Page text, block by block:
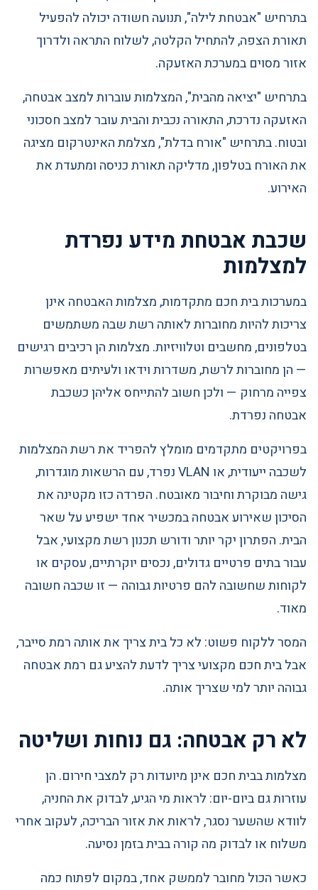
בתרחיש "אבטחת לילה", תנועה חשודה יכולה להפעיל
תאורת הצפה, להתחיל הקלטה, לשלוח התראה ולדרוך
אזור מסוים במערכת האזעקה.
בתרחיש "יציאה מהבית", המצלמות עוברות למצב אבטחה,
האזעקה נדרכת, התאורה נכבית והבית עובר למצב חסכוני
ובטוח. בתרחיש "אורח בדלת", מצלמת האינטרקום מציגה
את האורח בטלפון, מדליקה תאורת כניסה ומתעדת את
האירוע.
שכבת אבטחת מידע נפרדת
למצלמות
במערכות בית חכם מתקדמות, מצלמות האבטחה אינן
צריכות להיות מחוברות לאותה רשת שבה משתמשים
בטלפונים, מחשבים וטלוויזיות. מצלמות הן רכיבים רגישים
— הן מחוברות לרשת, משדרות וידאו ולעיתים מאפשרות
צפייה מרחוק — ולכן חשוב להתייחס אליהן כשכבת
אבטחה נפרדת.
בפרויקטים מתקדמים מומלץ להפריד את רשת המצלמות
לשכבה ייעודית, או VLAN נפרד, עם הרשאות מוגדרות,
גישה מבוקרת וחיבור מאובטח. הפרדה כזו מקטינה את
הסיכון שאירוע אבטחה במכשיר אחד ישפיע על שאר
הבית. הפתרון יקר יותר ודורש תכנון רשת מקצועי, אבל
עבור בתים פרטיים גדולים, נכסים יוקרתיים, עסקים או
לקוחות שחשובה להם פרטיות גבוהה — זו שכבה חשובה
מאוד.
המסר ללקוח פשוט: לא כל בית צריך את אותה רמת סייבר,
אבל בית חכם מקצועי צריך לדעת להציע גם רמת אבטחה
גבוהה יותר למי שצריך אותה.
לא רק אבטחה: גם נוחות ושליטה
מצלמות בבית חכם אינן מיועדות רק למצבי חירום. הן
עוזרות גם ביום-יום: לראות מי הגיע, לבדוק את החניה,
לוודא שהשער נסגר, לראות את אזור הבריכה, לעקוב אחרי
משלוח או לבדוק מה קורה בבית בזמן נסיעה.
כאשר הכול מחובר לממשק אחד, במקום לפתוח כמה